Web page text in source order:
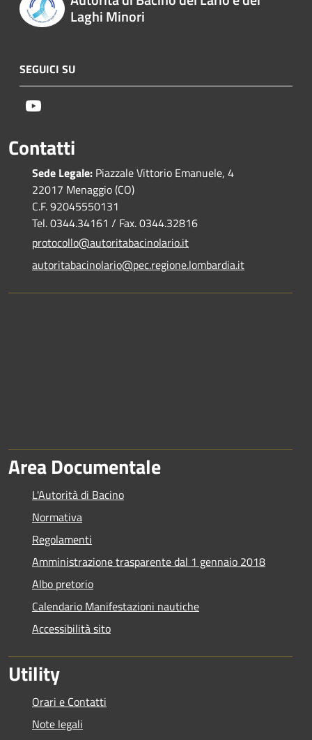
Laghi Minori
SEGUICI SU
Contatti
Sede Legale: Piazzale Vittorio Emanuele, 4
22017 Menaggio (CO)
C.F. 92045550131
Tel. 0344.34161 / Fax. 0344.32816
protocollo@autoritabacinolario.it
autoritabacinolario@pec.regione.lombardia.it
Area Documentale
L'Autorità di Bacino
Normativa
Regolamenti
Amministrazione trasparente dal 1 gennaio 2018
Albo pretorio
Calendario Manifestazioni nautiche
Accessibilità sito
Utility
Orari e Contatti
Note legali